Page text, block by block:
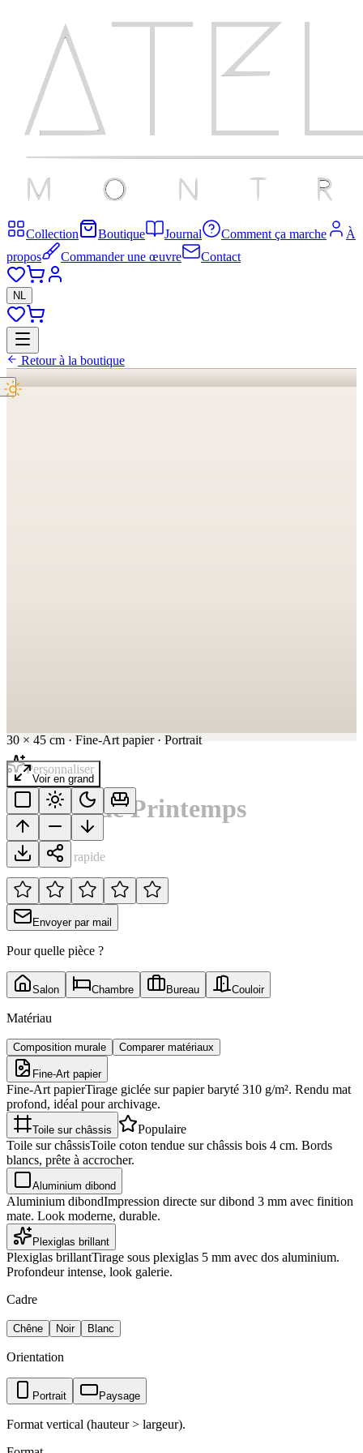
Collection Boutique Journal Comment ça marche
À
propos
Commander une œuvre Contact
NL
Retour à la boutique
30 × 45 cm · Fine-Art papier· Portrait
Voir en grand
Personnaliser
Le Cerf de Printemps
Notation rapide
Envoyer par mail
Pour quelle pièce ?
Salon Chambre Bureau Couloir
Matériau
Composition murale Comparer matériaux
Fine-Art papier
Fine-Art papierTirage giclée sur papier baryté 310 g/m². Rendu mat
profond, idéal pour archivage.
Toile sur châssis
Populaire
Toile sur châssisToile coton tendue sur châssis bois 4 cm. Bords
blancs, prête à accrocher.
Aluminium dibond
Aluminium dibondImpression directe sur dibond 3 mm avec finition
mate. Look moderne, durable.
Plexiglas brillant
Plexiglas brillantTirage sous plexiglas 5 mm avec dos aluminium.
Profondeur intense, look galerie.
Cadre
Chêne Noir Blanc
Orientation
Portrait Paysage
Format vertical (hauteur > largeur).